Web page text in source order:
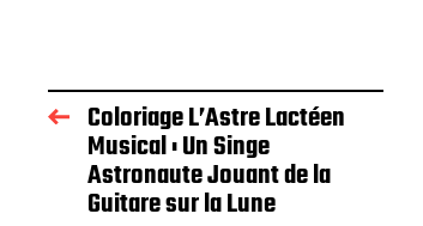
Coloriage L’Astre Lactéen
Musical : Un Singe
Astronaute Jouant de la
Guitare sur la Lune